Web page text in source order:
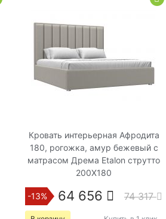
Кровать интерьерная Афродита
180, рогожка, амур бежевый с
матрасом Дрема Etalon струтто
200Х180
-13% 64 656 74 317